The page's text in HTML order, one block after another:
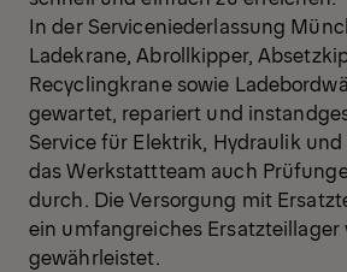
In der Serviceniederlassung
Ladekrane, Abrollkipper,
Recyclingkrane sowie
gewartet, repariert und
Service für Elektrik, Hydraulik
das Werkstattteam auch
durch. Die Versorgung mit
ein umfangreiches Ersatzteillager
gewährleistet.